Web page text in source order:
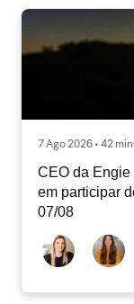
7 Ago 2026 • 42
CEO da Engie
em participar
07/08